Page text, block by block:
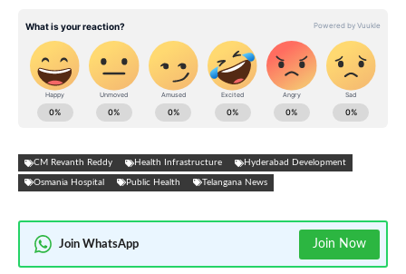
CM Revanth Reddy Health Infrastructure Hyderabad Development
Osmania Hospital Public Health Telangana News
Join WhatsApp Join Now